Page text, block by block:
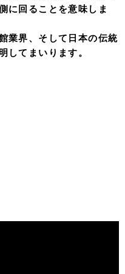
に回ることを意味しま
業界、そして日本の伝統
してまいります。